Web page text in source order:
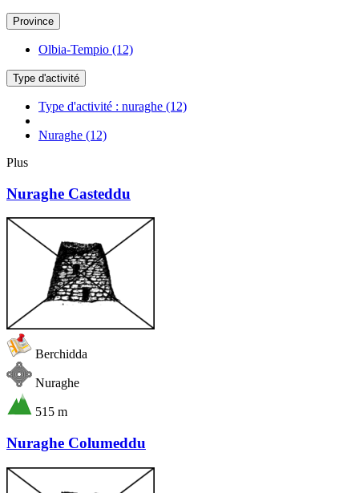
Province
Olbia-Tempio (12)
Type d'activité
Type d'activité : nuraghe (12)
Nuraghe (12)
Plus
Nuraghe Casteddu
Berchidda
Nuraghe
515 m
Nuraghe Columeddu